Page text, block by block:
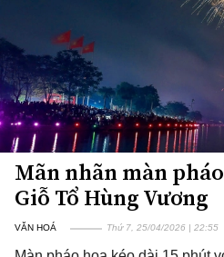
Mãn nhãn màn
Giỗ Tổ Hùng Vương
VĂN HOÁ Thứ 7, 25/04/2026 | 22:55